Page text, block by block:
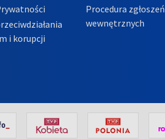
i korupcji
Procedura zgłoszeń
wewnętrznych